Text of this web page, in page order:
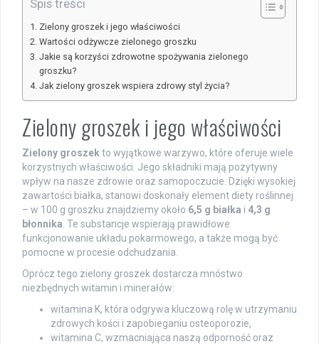
Spis treści
Zielony groszek i jego właściwości
Wartości odżywcze zielonego groszku
Jakie są korzyści zdrowotne spożywania zielonego
groszku?
Jak zielony groszek wspiera zdrowy styl życia?
Zielony groszek i jego właściwości
Zielony groszekto wyjątkowe warzywo, które oferuje wiele
korzystnych właściwości. Jego składniki mają pozytywny
wpływ na nasze zdrowie oraz samopoczucie. Dzięki wysokiej
zawartości białka, stanowi doskonały element diety roślinnej
– w 100 g groszku znajdziemy około 6,5 g białka i 4,3 g
błonnika . Te substancje wspierają prawidłowe
funkcjonowanie układu pokarmowego, a także mogą być
pomocne w procesie odchudzania.
Oprócz tego zielony groszek dostarcza mnóstwo
niezbędnych witamin i minerałów:
witamina K, która odgrywa kluczową rolę w utrzymaniu
zdrowych kości i zapobieganiu osteoporozie,
witamina C, wzmacniająca naszą odporność oraz